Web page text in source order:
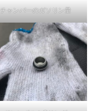
チャンバーのガソリン量